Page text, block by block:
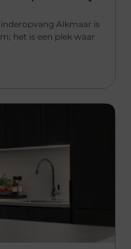
Alkmaar is
het is een plek waar